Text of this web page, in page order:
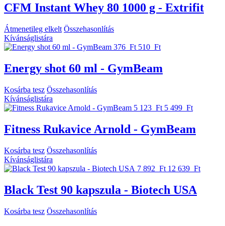
CFM Instant Whey 80 1000 g - Extrifit
Átmenetileg elkelt Összehasonlítás
Kívánságlistára
376 Ft 510 Ft
Energy shot 60 ml - GymBeam
Kosárba tesz Összehasonlítás
Kívánságlistára
5 123 Ft 5 499 Ft
Fitness Rukavice Arnold - GymBeam
Kosárba tesz Összehasonlítás
Kívánságlistára
7 892 Ft 12 639 Ft
Black Test 90 kapszula - Biotech USA
Kosárba tesz Összehasonlítás